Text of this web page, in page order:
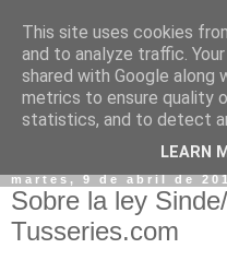
martes, 9 de abril de
Sobre la ley
Tusseries.com
This site uses cookies
and to analyze traffic.
shared with Google along
metrics to ensure quality
statistics, and to detect
LEARN